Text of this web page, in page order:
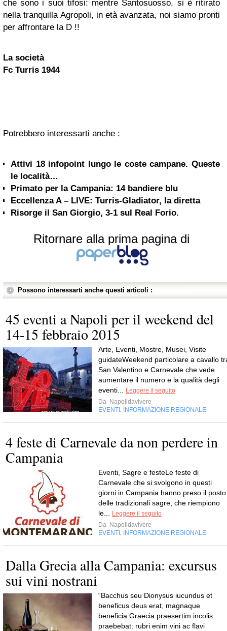
che sono i suoi tifosi: mentre Santosuosso, si è ritirato
nella tranquilla Agropoli, in età avanzata, noi siamo pronti
per affrontare la D !!
La società
Fc Turris 1944
Potrebbero interessarti anche :
Attivi 18 infopoint lungo le coste campane. Queste
le località…
Primato per la Campania: 14 bandiere blu
Eccellenza A – LIVE: Turris-Gladiator, la diretta
Risorge il San Giorgio, 3-1 sul Real Forio.
Ritornare alla prima pagina di
Possono interessarti anche questi articoli :
45 eventi a Napoli per il weekend del
14-15 febbraio 2015
Arte, Eventi, Mostre, Musei, Visite
guidateWeekend particolare a cavallo
San Valentino e Carnevale che vede
aumentare il numero e la qualità degli
eventi...
Leggere il seguito
Da Napolidavivere
EVENTI INFORMAZIONE REGIONALE
4 feste di Carnevale da non perdere in
Campania
Eventi, Sagre e festeLe feste di
Carnevale che si svolgono in questi
giorni in Campania hanno preso il posto
delle tradizionali sagre, che riempiono
le...
Leggere il seguito
Da Napolidavivere
EVENTI INFORMAZIONE REGIONALE
Dalla Grecia alla Campania: excursus
sui vini nostrani
“Bacchus seu Dionysus iucundus et
beneficus deus erat, magnaque
beneficia Graecia praesertim incolis
praebebat: rubri enim vini ac flavi